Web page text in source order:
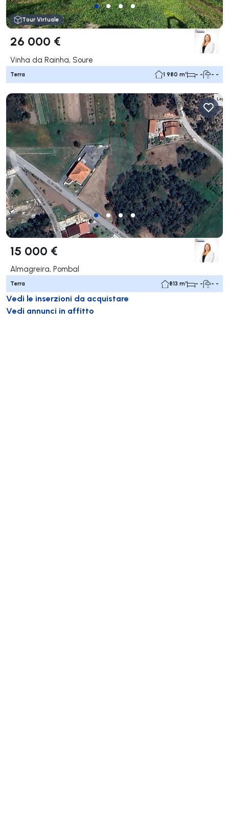
Tour Virtuale
26 000 €
Vinha da Rainha, Soure
Terra 1 980 m² - - - -
15 000 €
Almagreira, Pombal
Terra 813 m² - - - -
Vedi le inserzioni da acquistare
Vedi annunci in affitto